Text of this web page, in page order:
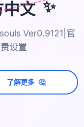
中文 ✨
Ver0.9121|官
设置
了解更多 🤔